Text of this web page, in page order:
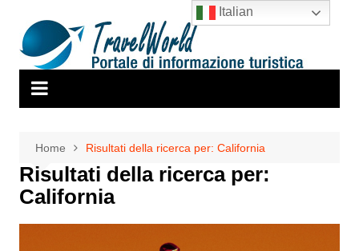
contenuto
Home Risultati della ricerca per: California
Risultati della ricerca per:
California
Italian